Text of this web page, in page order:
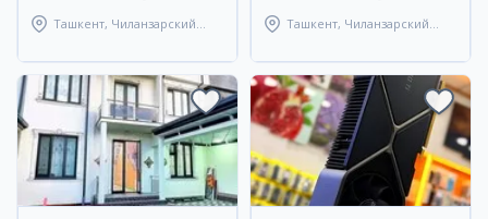
Ташкент, Чиланзарский
Ташкент, Чиланзарский